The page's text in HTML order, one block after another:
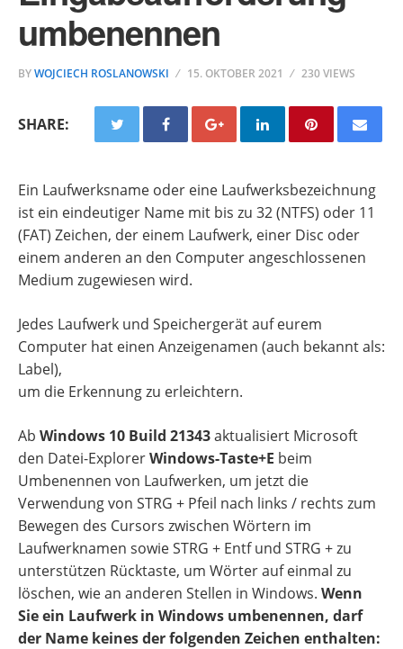
umbenennen
BYWOJCIECH ROSLANOWSKI 15. OKTOBER 2021 230 VIEWS
SHARE:
Ein Laufwerksname oder eine Laufwerksbezeichnung
ist ein eindeutiger Name mit bis zu 32 (NTFS) oder 11
(FAT) Zeichen, der einem Laufwerk, einer Disc oder
einem anderen an den Computer angeschlossenen
Medium zugewiesen wird.
Jedes Laufwerk und Speichergerät auf eurem
Computer hat einen Anzeigenamen (auch bekannt als:
Label),
um die Erkennung zu erleichtern.
Ab Windows 10 Build 21343aktualisiert Microsoft
den Datei-ExplorerWindows-Taste+E beim
Umbenennen von Laufwerken, um jetzt die
Verwendung von STRG + Pfeil nach links / rechts zum
Bewegen des Cursors zwischen Wörtern im
Laufwerknamen sowie STRG + Entf und STRG + zu
unterstützen Rücktaste, um Wörter auf einmal zu
löschen, wie an anderen Stellen in Windows. Wenn
Sie ein Laufwerk in Windows umbenennen, darf
der Name keines der folgenden Zeichen enthalten: